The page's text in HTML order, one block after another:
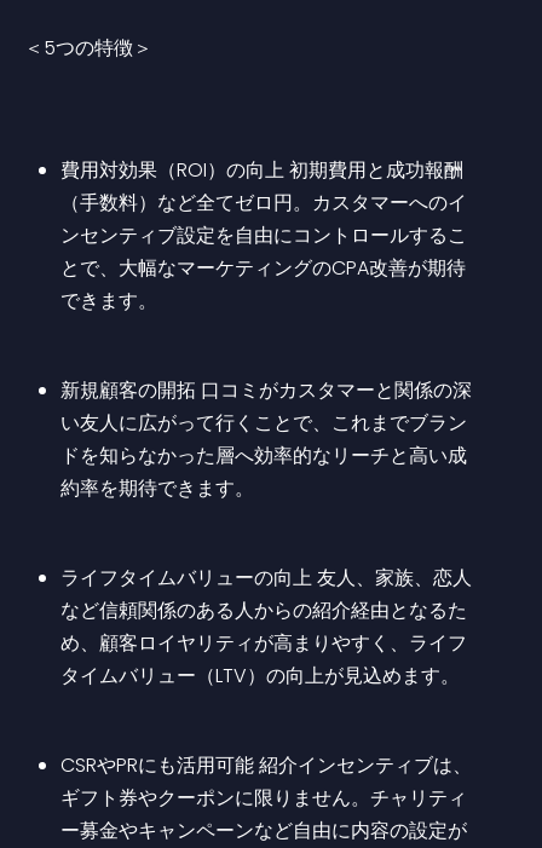
＜5つの特徴＞
費用対効果（ROI）の向上 初期費用と成功報酬
（手数料）など全てゼロ円。カスタマーへのイ
ンセンティブ設定を自由にコントロールするこ
とで、大幅なマーケティングのCPA改善が期待
できます。
​新規顧客の開拓 口コミがカスタマーと関係の深
い友人に広がって行くことで、これまでブラン
ドを知らなかった層へ効率的なリーチと高い成
約率を期待できます。
​ライフタイムバリューの向上 友人、家族、恋人
など信頼関係のある人からの紹介経由となるた
め、顧客ロイヤリティが高まりやすく、ライフ
タイムバリュー（LTV）の向上が見込めます。
CSRやPRにも活用可能 紹介インセンティブは、
ギフト券やクーポンに限りません。チャリティ
ー募金やキャンペーンなど自由に内容の設定が